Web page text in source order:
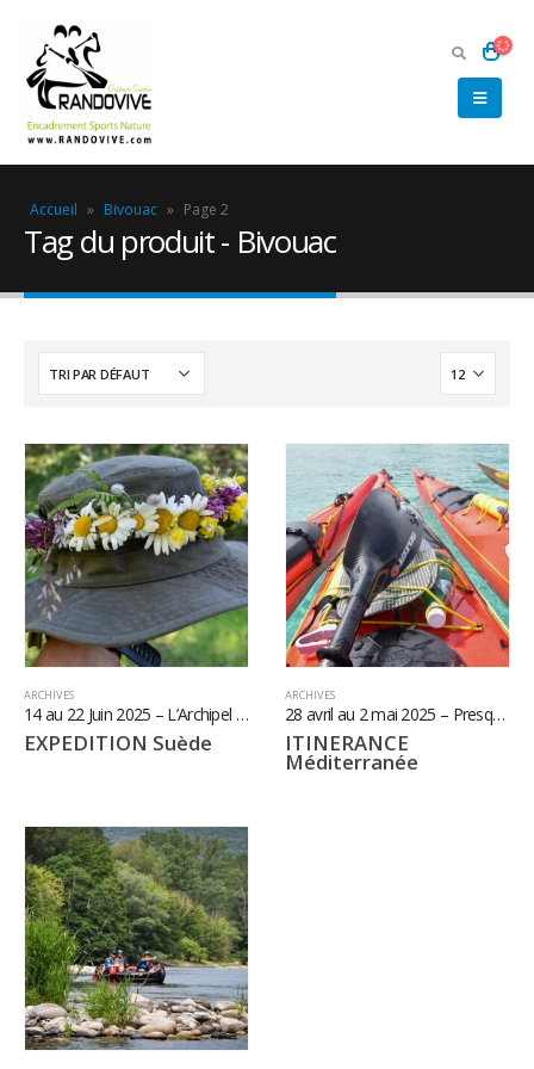
Accueil » Bivouac » Page 2
Tag du produit - Bivouac
ARCHIVES
14 au 22 Juin 2025 – L’Archipel de Stockholm pour Midsommar
EXPEDITION Suède
ARCHIVES
28 avril au 2 mai 2025 – Presqu’île de Giens et Porquerolles
ITINERANCE
Méditerranée